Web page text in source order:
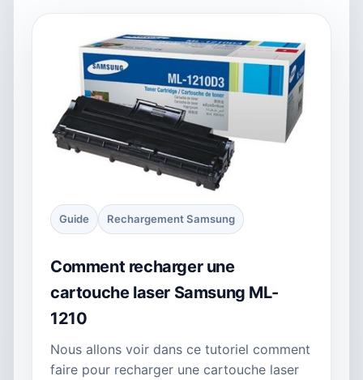
Guide Rechargement Samsung
Comment recharger une
cartouche laser Samsung ML-
1210
Nous allons voir dans ce tutoriel comment
faire pour recharger une cartouche laser